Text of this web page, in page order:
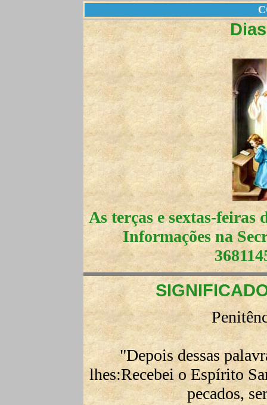
As terças e sextas-feiras
Informações na
"Depois dessas
lhes:Recebei o Espírito
pecados,